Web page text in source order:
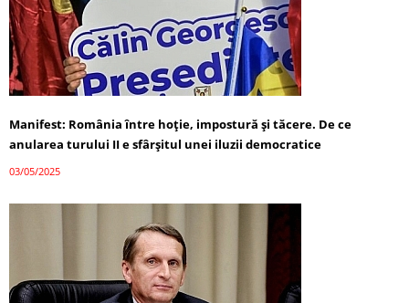
Manifest: România între hoție, impostură și tăcere. De ce
anularea turului II e sfârșitul unei iluzii democratice
03/05/2025